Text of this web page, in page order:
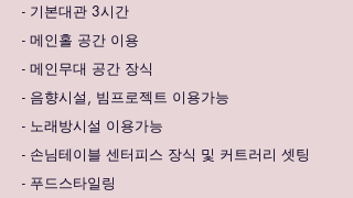
- 기본대관 3시간
- 메인홀 공간 이용
- 메인무대 공간 장식
- 음향시설, 빔프로젝트 이용가능
- 노래방시설 이용가능
- 손님테이블 센터피스 장식 및 커트러리 셋팅
- 푸드스타일링